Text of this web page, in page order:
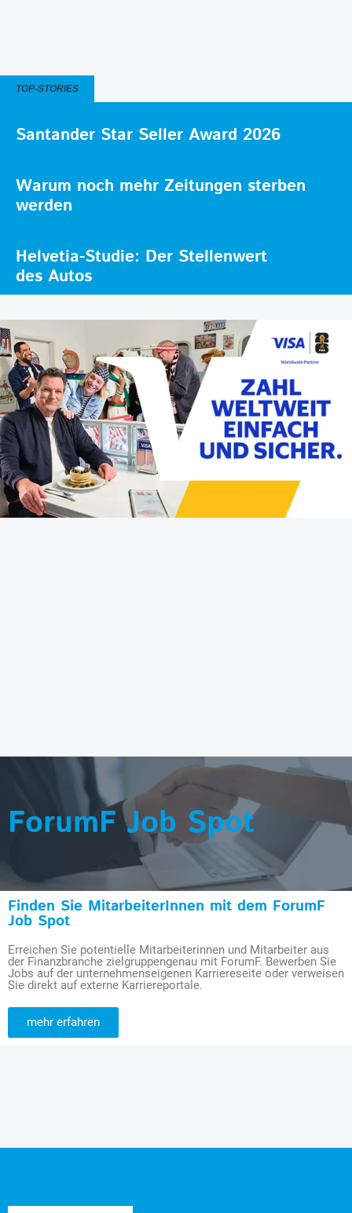
TOP-STORIES
Santander Star Seller Award 2026
Warum noch mehr Zeitungen sterben
werden
Helvetia-Studie: Der Stellenwert
des Autos
ForumF Job Spot
Finden Sie MitarbeiterInnen mit dem ForumF
Job Spot
Erreichen Sie potentielle Mitarbeiterinnen und Mitarbeiter aus
der Finanzbranche zielgruppengenau mit ForumF. Bewerben Sie
Jobs auf der unternehmenseigenen Karriereseite oder verweisen
Sie direkt auf externe Karriereportale.
mehr erfahren